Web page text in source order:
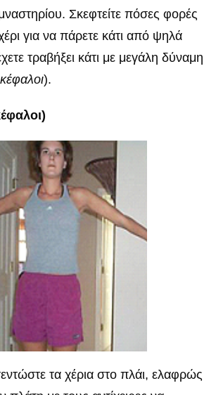
Σκεφτείτε πόσες φορές
για να πάρετε κάτι από ψηλά
τραβήξει κάτι με μεγάλη δύναμη
).
τα χέρια στο πλάι, ελαφρώς